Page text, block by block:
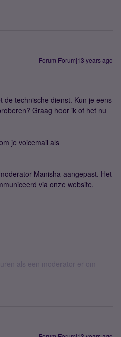
Forum|Forum|13 years ago
de technische dienst. Kun je eens
Graag hoor ik of het nu
je voicemail als
Manisha aangepast. Het
via onze website.
als een moderator er om